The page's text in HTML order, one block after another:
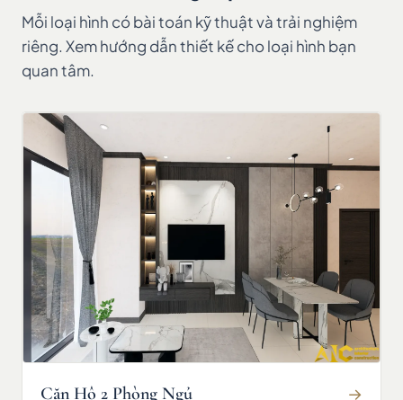
Mỗi loại hình có bài toán kỹ thuật và trải nghiệm
riêng. Xem hướng dẫn thiết kế cho loại hình bạn
quan tâm.
Căn Hộ 2 Phòng Ngủ →